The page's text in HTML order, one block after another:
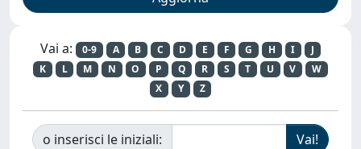
Vai a: 0-9 A B C D E F G H I
J
K
L M N O P Q R S T U V
W
X
Y Z
o inserisci le iniziali: